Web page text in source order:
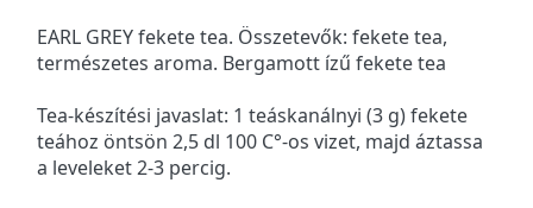
EARL GREY fekete tea. Összetevők: fekete tea,
természetes aroma. Bergamott ízű fekete tea
Tea-készítési javaslat: 1 teáskanálnyi (3 g) fekete
teához öntsön 2,5 dl 100 C°-os vizet, majd áztassa
a leveleket 2-3 percig.